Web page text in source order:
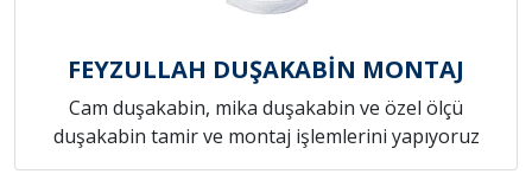
FEYZULLAH DUŞAKABİN MONTAJ
Cam duşakabin, mika duşakabin ve özel ölçü
duşakabin tamir ve montaj işlemlerini yapıyoruz